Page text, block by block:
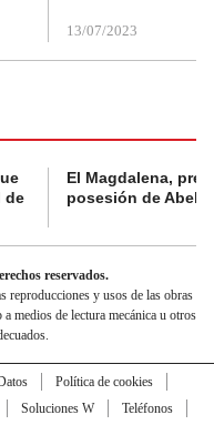
13/07/2023
de
El Magdalena,
posesión de
reservados.
reproducciones y usos de las obras
medios de lectura mecánica u otros
Política de cookies
Soluciones W
Teléfonos